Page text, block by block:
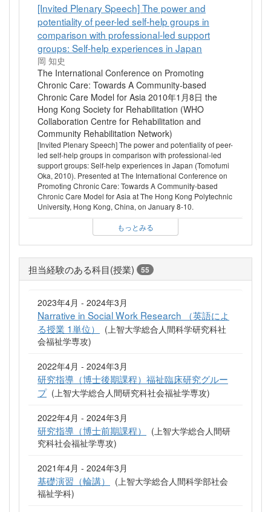
[Invited Plenary Speech] The power and
potentiality of peer-led self-help groups in
comparison with professional-led support
groups: Self-help experiences in Japan
岡 知史
The International Conference on Promoting
Chronic Care: Towards A Community-based
Chronic Care Model for Asia 2010年1月8日 the
Hong Kong Society for Rehabilitation (WHO
Collaboration Centre for Rehabilitation and
Community Rehabilitation Network)
[Invited Plenary Speech] The power and potentiality of peer-
led self-help groups in comparison with professional-led
support groups: Self-help experiences in Japan (Tomofumi
Oka, 2010). Presented at The International Conference on
Promoting Chronic Care: Towards A Community-based
Chronic Care Model for Asia at The Hong Kong Polytechnic
University, Hong Kong, China, on January 8-10.
もっとみる
担当経験のある科目(授業) 55
2023年4月 - 2024年3月
Narrative in Social Work Research （英語によ
る授業 1単位）
(上智大学総合人間科学研究科社
会福祉学専攻)
2022年4月 - 2024年3月
研究指導（博士後期課程）福祉臨床研究グルー
プ(上智大学総合人間研究科社会福祉学専攻)
2022年4月 - 2024年3月
研究指導（博士前期課程）
(上智大学総合人間研
究科社会福祉学専攻)
2021年4月 - 2024年3月
基礎演習（輪講）
(上智大学総合人間科学部社会
福祉学科)